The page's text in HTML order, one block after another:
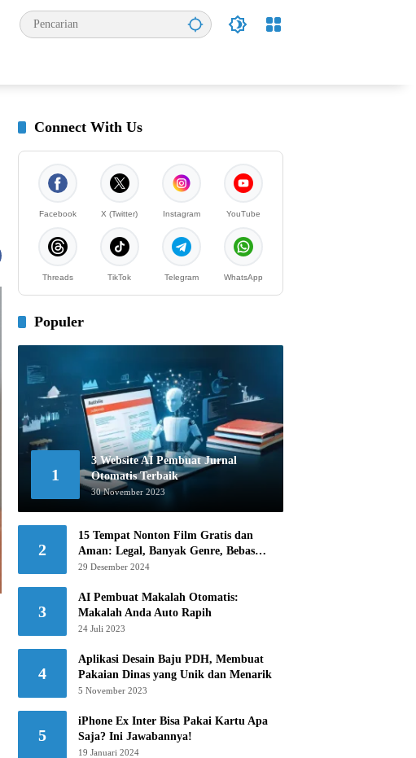
Connect With Us
Facebook X (Twitter) Instagram YouTube
Threads TikTok Telegram WhatsApp
Populer
1
3 Website AI Pembuat Jurnal
Otomatis Terbaik
30 November 2023
2
15 Tempat Nonton Film Gratis dan
Aman: Legal, Banyak Genre, Bebas
Khawatir!
29 Desember 2024
3
AI Pembuat Makalah Otomatis:
Makalah Anda Auto Rapih
24 Juli 2023
4
Aplikasi Desain Baju PDH, Membuat
Pakaian Dinas yang Unik dan Menarik
5 November 2023
5
iPhone Ex Inter Bisa Pakai Kartu Apa
Saja? Ini Jawabannya!
19 Januari 2024